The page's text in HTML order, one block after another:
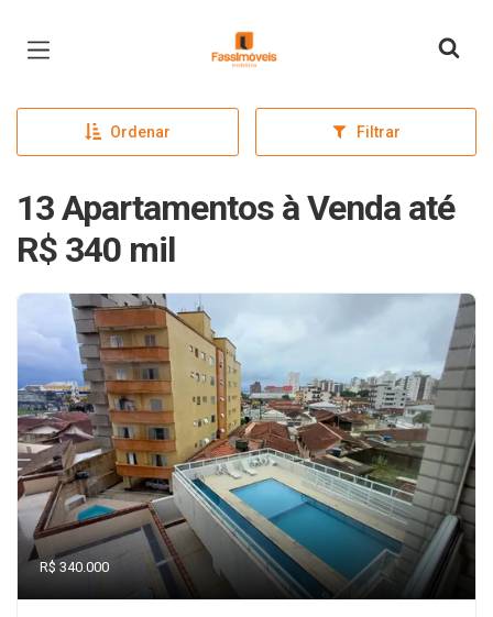
Página inicial
Ordenar Filtrar
13 Apartamentos à Venda até
R$ 340 mil
R$ 340.000